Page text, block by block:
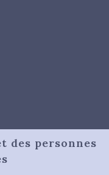
des personnes